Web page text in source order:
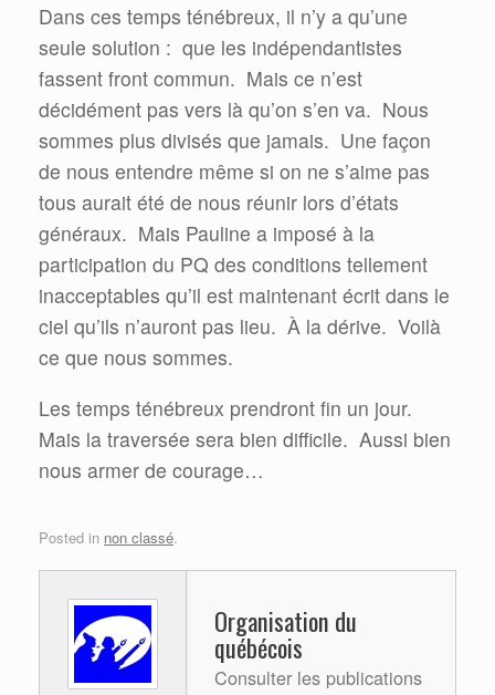
Dans ces temps ténébreux, il n’y a qu’une
seule solution : que les indépendantistes
fassent front commun. Mais ce n’est
décidément pas vers là qu’on s’en va. Nous
sommes plus divisés que jamais. Une façon
de nous entendre même si on ne s’aime pas
tous aurait été de nous réunir lors d’états
généraux. Mais Pauline a imposé à la
participation du PQ des conditions tellement
inacceptables qu’il est maintenant écrit dans le
ciel qu’ils n’auront pas lieu. À la dérive. Voilà
ce que nous sommes.
Les temps ténébreux prendront fin un jour.
Mais la traversée sera bien difficile. Aussi bien
nous armer de courage…
Posted in non classé.
Organisation du
québécois
Consulter les publications